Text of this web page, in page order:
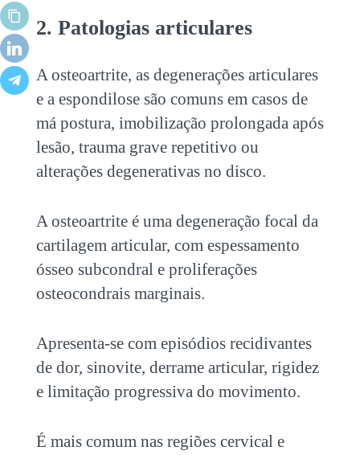
2. Patologias articulares
A osteoartrite, as degenerações articulares
e a espondilose são comuns em casos de
má postura, imobilização prolongada após
lesão, trauma grave repetitivo ou
alterações degenerativas no disco.
A osteoartrite é uma degeneração focal da
cartilagem articular, com espessamento
ósseo subcondral e proliferações
osteocondrais marginais.
Apresenta-se com episódios recidivantes
de dor, sinovite, derrame articular, rigidez
e limitação progressiva do movimento.
É mais comum nas regiões cervical e